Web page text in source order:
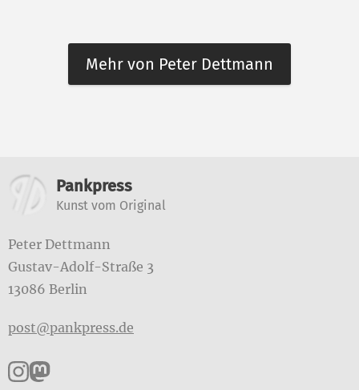
Mehr von Peter Dettmann
Weitere Informationen
Pankpress
Kunst vom Original
Peter Dettmann
Gustav-Adolf-Straße 3
13086 Berlin
post@pankpress.de
Pankpress auf Instagram
Pankpress auf Mastodon